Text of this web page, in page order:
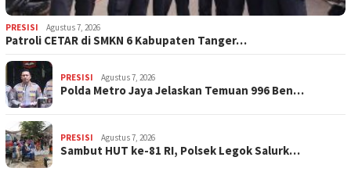
PRESISI Agustus 7, 2026
Patroli CETAR di SMKN 6 Kabupaten Tanger…
PRESISI Agustus 7, 2026
Polda Metro Jaya Jelaskan Temuan 996 Ben…
PRESISI Agustus 7, 2026
Sambut HUT ke-81 RI, Polsek Legok Salurk…